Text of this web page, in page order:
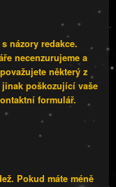
názory redakce.
necenzurujeme a
některý z
poškozující vaše
formulář.
Pokud máte méně